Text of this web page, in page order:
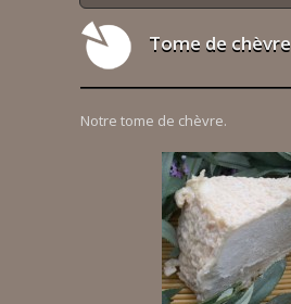
Tome de chèvre
Notre tome de chèvre.